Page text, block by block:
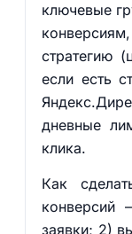
ключевые
стратегию
если есть
дневные
клика.
Как
конверсий
заявки; 2)